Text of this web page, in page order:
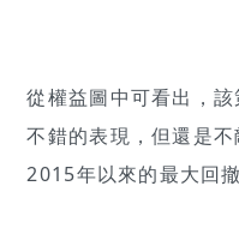
從權益圖中可看出，
不錯的表現，但還是
2015年以來的最大回撤